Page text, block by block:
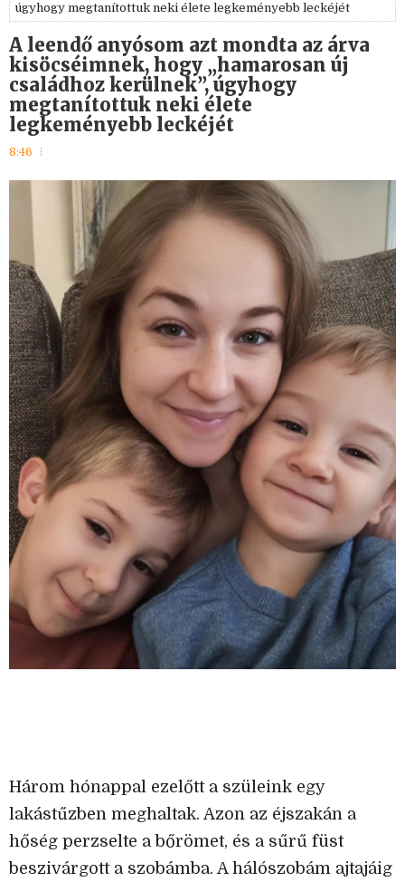
úgyhogy megtanítottuk neki élete legkeményebb leckéjét
A leendő anyósom azt mondta az árva
kisöcséimnek, hogy „hamarosan új
családhoz kerülnek”, úgyhogy
megtanítottuk neki élete
legkeményebb leckéjét
8:46
Három hónappal ezelőtt a szüleink egy
lakástűzben meghaltak. Azon az éjszakán a
hőség perzselte a bőrömet, és a sűrű füst
beszivárgott a szobámba. A hálószobám ajtajáig